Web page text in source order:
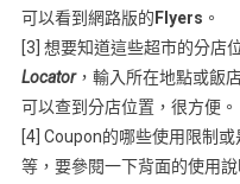
可以看到網路版的 Flyers 。
[3] 想要知道這些超市的分店
Locator，輸入所在地點或飯
可以查到分店位置，很方便。
[4] Coupon的哪些使用限制
等，要參閱一下背面的使用說